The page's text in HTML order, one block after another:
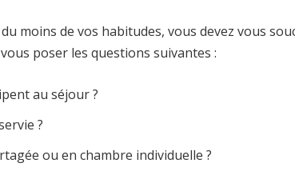
moins de vos habitudes, vous devez vous
poser les questions suivantes :
au séjour ?
?
ou en chambre individuelle ?